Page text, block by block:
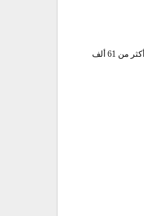
أكثر من 61 ألف